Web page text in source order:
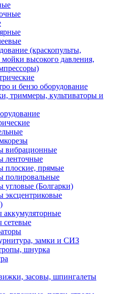
(краскопульты,
высокого давления,
и бензо оборудование
триммеры, культиваторы и
прямые
(Болгарки)
замки и СИЗ
шнурка
засовы, шпингалеты